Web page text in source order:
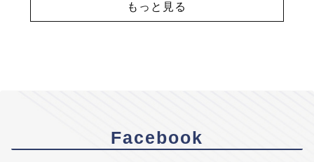
もっと見る
Facebook